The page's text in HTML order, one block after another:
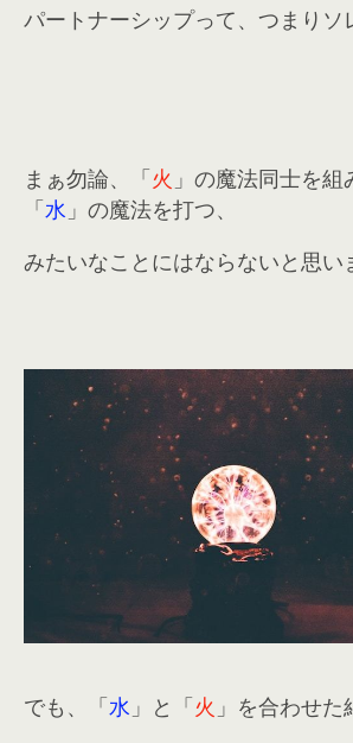
パートナーシップって、つまりソ
まぁ勿論、「火 」の魔法同士を組
「水 」の魔法を打つ、
みたいなことにはならないと思い
でも、「水 」と「火 」を合わせた